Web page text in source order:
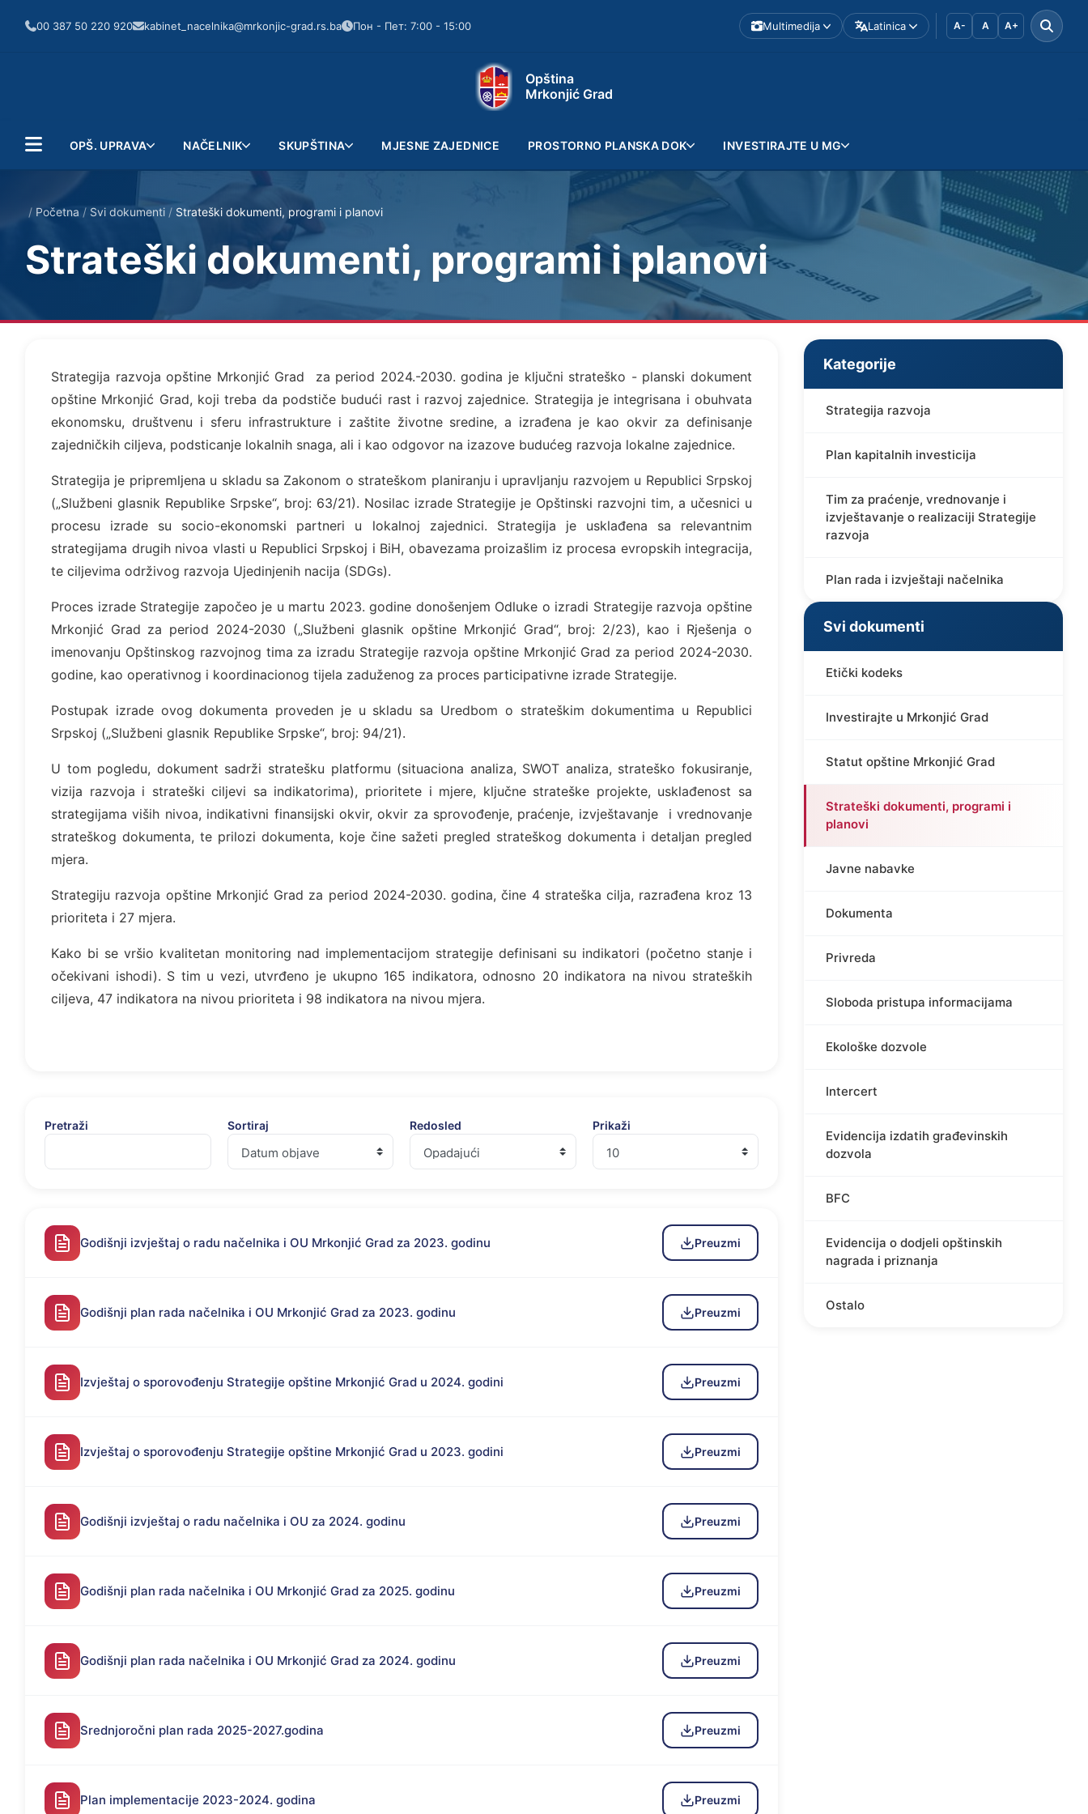
00 387 50 220 920 kabinet_nacelnika@mrkonjic-grad.rs.ba Пон - Пет: 7:00 - 15:00 Multimedija Latinica A- A A+
Opština
Mrkonjić Grad
OPŠ. UPRAVA NAČELNIK SKUPŠTINA MJESNE ZAJEDNICE PROSTORNO PLANSKA DOK INVESTIRAJTE U MG
/ Početna / Svi dokumenti / Strateški dokumenti, programi i planovi
Strateški dokumenti, programi i planovi
Strategija razvoja opštine Mrkonjić Grad za period 2024.-2030. godina je ključni strateško - planski dokument
opštine Mrkonjić Grad, koji treba da podstiče budući rast i razvoj zajednice. Strategija je integrisana i obuhvata
ekonomsku, društvenu i sferu infrastrukture i zaštite životne sredine, a izrađena je kao okvir za definisanje
zajedničkih ciljeva, podsticanje lokalnih snaga, ali i kao odgovor na izazove budućeg razvoja lokalne zajednice.
Strategija je pripremljena u skladu sa Zakonom o strateškom planiranju i upravljanju razvojem u Republici Srpskoj
(„Službeni glasnik Republike Srpske“, broj: 63/21). Nosilac izrade Strategije je Opštinski razvojni tim, a učesnici u
procesu izrade su socio-ekonomski partneri u lokalnoj zajednici. Strategija je usklađena sa relevantnim
strategijama drugih nivoa vlasti u Republici Srpskoj i BiH, obavezama proizašlim iz procesa evropskih integracija,
te ciljevima održivog razvoja Ujedinjenih nacija (SDGs).
Proces izrade Strategije započeo je u martu 2023. godine donošenjem Odluke o izradi Strategije razvoja opštine
Mrkonjić Grad za period 2024-2030 („Službeni glasnik opštine Mrkonjić Grad“, broj: 2/23), kao i Rješenja o
imenovanju Opštinskog razvojnog tima za izradu Strategije razvoja opštine Mrkonjić Grad za period 2024-2030.
godine, kao operativnog i koordinacionog tijela zaduženog za proces participativne izrade Strategije.
Postupak izrade ovog dokumenta proveden je u skladu sa Uredbom o strateškim dokumentima u Republici
Srpskoj („Službeni glasnik Republike Srpske“, broj: 94/21).
U tom pogledu, dokument sadrži stratešku platformu (situaciona analiza, SWOT analiza, strateško fokusiranje,
vizija razvoja i strateški ciljevi sa indikatorima), prioritete i mjere, ključne strateške projekte, usklađenost sa
strategijama viših nivoa, indikativni finansijski okvir, okvir za sprovođenje, praćenje, izvještavanje i vrednovanje
strateškog dokumenta, te prilozi dokumenta, koje čine sažeti pregled strateškog dokumenta i detaljan pregled
mjera.
Strategiju razvoja opštine Mrkonjić Grad za period 2024-2030. godina, čine 4 strateška cilja, razrađena kroz 13
prioriteta i 27 mjera.
Kako bi se vršio kvalitetan monitoring nad implementacijom strategije definisani su indikatori (početno stanje i
očekivani ishodi). S tim u vezi, utvrđeno je ukupno 165 indikatora, odnosno 20 indikatora na nivou strateških
ciljeva, 47 indikatora na nivou prioriteta i 98 indikatora na nivou mjera.
Pretraži Sortiraj Redosled Prikaži
Godišnji izvještaj o radu načelnika i OU Mrkonjić Grad za 2023. godinu Preuzmi
Godišnji plan rada načelnika i OU Mrkonjić Grad za 2023. godinu Preuzmi
Izvještaj o sporovođenju Strategije opštine Mrkonjić Grad u 2024. godini Preuzmi
Izvještaj o sporovođenju Strategije opštine Mrkonjić Grad u 2023. godini Preuzmi
Godišnji izvještaj o radu načelnika i OU za 2024. godinu Preuzmi
Godišnji plan rada načelnika i OU Mrkonjić Grad za 2025. godinu Preuzmi
Godišnji plan rada načelnika i OU Mrkonjić Grad za 2024. godinu Preuzmi
Srednjoročni plan rada 2025-2027.godina Preuzmi
Plan implementacije 2023-2024. godina Preuzmi
Kategorije
Strategija razvoja
Plan kapitalnih investicija
Tim za praćenje, vrednovanje i
izvještavanje o realizaciji Strategije
razvoja
Plan rada i izvještaji načelnika
Svi dokumenti
Etički kodeks
Investirajte u Mrkonjić Grad
Statut opštine Mrkonjić Grad
Strateški dokumenti, programi i
planovi
Javne nabavke
Dokumenta
Privreda
Sloboda pristupa informacijama
Ekološke dozvole
Intercert
Evidencija izdatih građevinskih
dozvola
BFC
Evidencija o dodjeli opštinskih
nagrada i priznanja
Ostalo